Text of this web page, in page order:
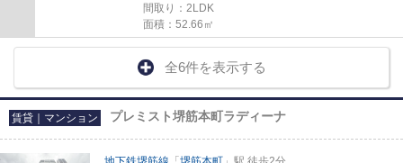
間取り：2LDK
面積：52.66㎡
全6件を表示する
賃貸｜マンション プレミスト堺筋本町ラディーナ